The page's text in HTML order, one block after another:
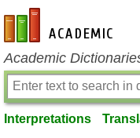
en-academic.com
Academic
Interpretations